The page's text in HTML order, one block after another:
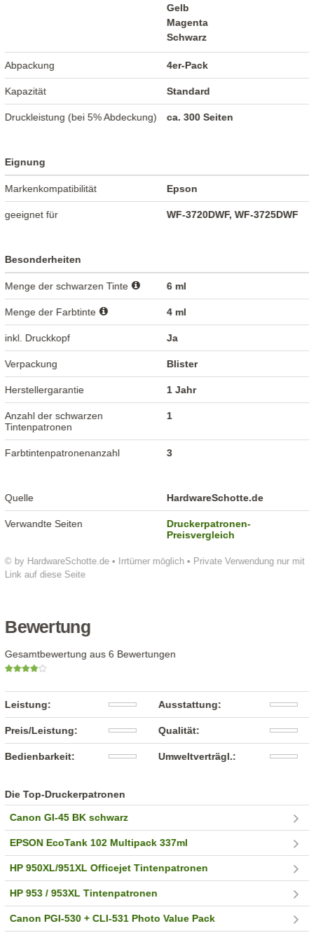
© by HardwareSchotte.de • Irrtümer möglich • Private Verwendung nur mit
Link auf diese Seite
Gelb
Magenta
Schwarz
Abpackung 4er-Pack
Kapazität Standard
Druckleistung (bei 5% Abdeckung) ca. 300 Seiten
Eignung
Markenkompatibilität Epson
geeignet für WF-3720DWF, WF-3725DWF
Besonderheiten
Menge der schwarzen Tinte 6 ml
Menge der Farbtinte 4 ml
inkl. Druckkopf Ja
Verpackung Blister
Herstellergarantie 1 Jahr
Anzahl der schwarzen
Tintenpatronen
1
Farbtintenpatronenanzahl 3
Quelle HardwareSchotte.de
Verwandte Seiten
Druckerpatronen-
Preisvergleich
Bewertung
Gesamtbewertung aus 6 Bewertungen
Leistung: Ausstattung:
Preis/Leistung: Qualität:
Bedienbarkeit: Umweltverträgl.:
Die Top-Druckerpatronen
Canon GI-45 BK schwarz
EPSON EcoTank 102 Multipack 337ml
HP 950XL/951XL Officejet Tintenpatronen
HP 953 / 953XL Tintenpatronen
Canon PGI-530 + CLI-531 Photo Value Pack